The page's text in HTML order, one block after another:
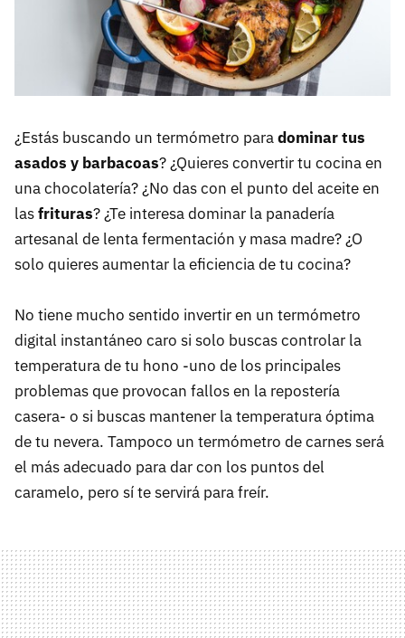
¿Estás buscando un termómetro paradominar tus
asados y barbacoas? ¿Quieres convertir tu cocina en
una chocolatería? ¿No das con el punto del aceite en
lasfrituras? ¿Te interesa dominar la panadería
artesanal de lenta fermentación y masa madre? ¿O
solo quieres aumentar la eficiencia de tu cocina?
No tiene mucho sentido invertir en un termómetro
digital instantáneo caro si solo buscas controlar la
temperatura de tu hono -uno de los principales
problemas que provocan fallos en la repostería
casera- o si buscas mantener la temperatura óptima
de tu nevera. Tampoco un termómetro de carnes será
el más adecuado para dar con los puntos del
caramelo, pero sí te servirá para freír.